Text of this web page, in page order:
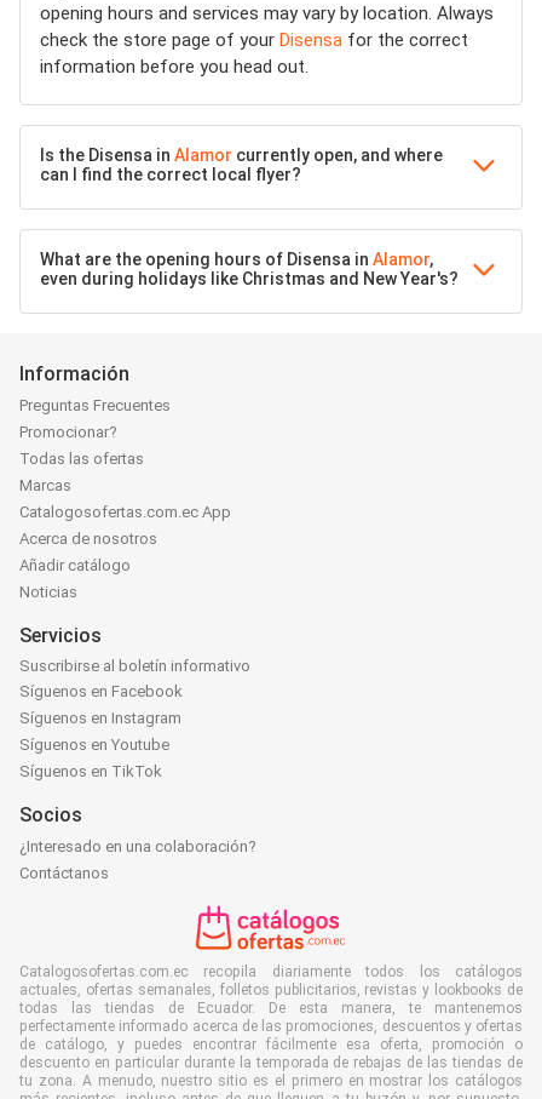
opening hours and services may vary by location. Always
check the store page of your Disensa for the correct
information before you head out.
Is the Disensa in Alamor currently open, and where
can I find the correct local flyer?
What are the opening hours of Disensa in Alamor,
even during holidays like Christmas and New Year's?
Información
Preguntas Frecuentes
Promocionar?
Todas las ofertas
Marcas
Catalogosofertas.com.ec App
Acerca de nosotros
Añadir catálogo
Noticias
Servicios
Suscribirse al boletín informativo
Síguenos en Facebook
Síguenos en Instagram
Síguenos en Youtube
Síguenos en TikTok
Socios
¿Interesado en una colaboración?
Contáctanos
Catalogosofertas.com.ec recopila diariamente todos los catálogos
actuales, ofertas semanales, folletos publicitarios, revistas y lookbooks de
todas las tiendas de Ecuador. De esta manera, te mantenemos
perfectamente informado acerca de las promociones, descuentos y ofertas
de catálogo, y puedes encontrar fácilmente esa oferta, promoción o
descuento en particular durante la temporada de rebajas de las tiendas de
tu zona. A menudo, nuestro sitio es el primero en mostrar los catálogos